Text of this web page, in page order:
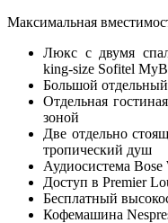
Максимальная
Люкс с двумя
king-size Sofitel
Большой
Отдельная
зоной
Две отдельно
тропический душ
Аудиосистема Bose
Доступ в Premier
Бесплатный
Кофемашина